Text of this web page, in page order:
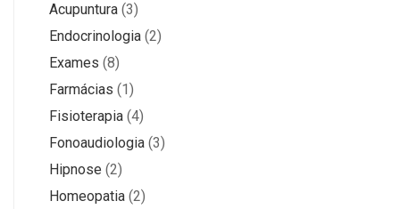
Acupuntura (3)
Endocrinologia (2)
Exames (8)
Farmácias (1)
Fisioterapia (4)
Fonoaudiologia (3)
Hipnose (2)
Homeopatia (2)